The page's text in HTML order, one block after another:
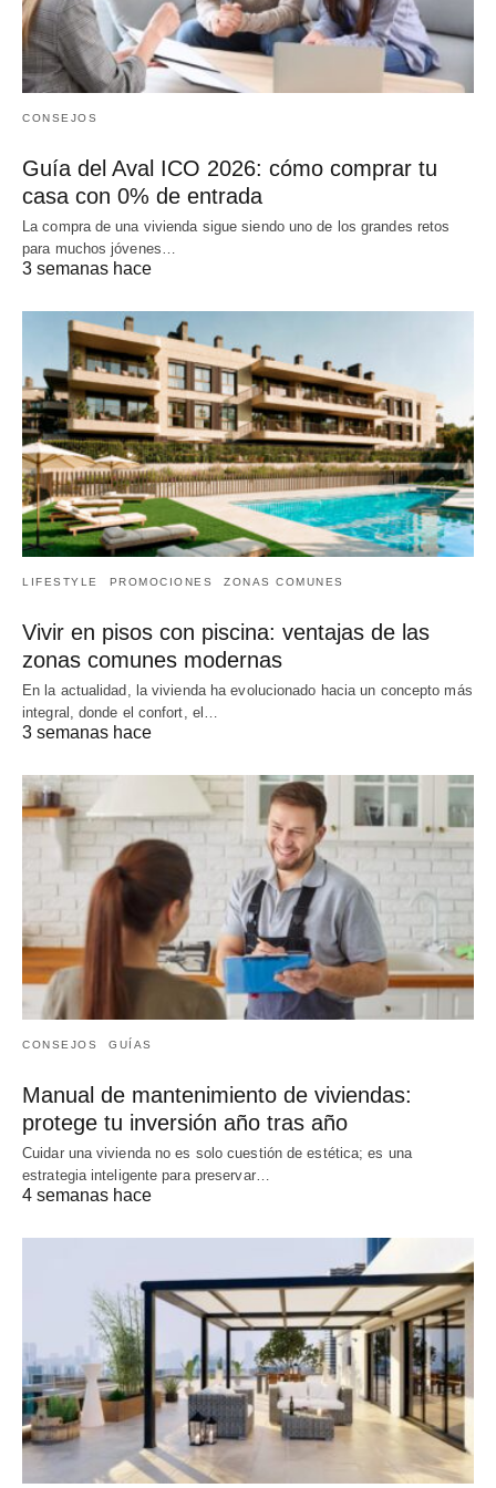
CONSEJOS
Guía del Aval ICO 2026: cómo comprar tu
casa con 0% de entrada
La compra de una vivienda sigue siendo uno de los grandes retos
para muchos jóvenes…
3 semanas hace
LIFESTYLE PROMOCIONES ZONAS COMUNES
Vivir en pisos con piscina: ventajas de las
zonas comunes modernas
En la actualidad, la vivienda ha evolucionado hacia un concepto más
integral, donde el confort, el…
3 semanas hace
CONSEJOS GUÍAS
Manual de mantenimiento de viviendas:
protege tu inversión año tras año
Cuidar una vivienda no es solo cuestión de estética; es una
estrategia inteligente para preservar…
4 semanas hace